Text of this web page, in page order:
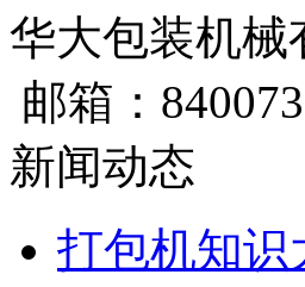
华大包装机械
邮箱：
新闻动态
打包机知识